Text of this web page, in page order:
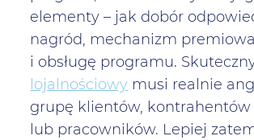
elementy – jak dobór
nagród, mechanizm
i obsługę programu.
lojalnościowy musi realnie
grupę klientów, kontrahentów
lub pracowników. Lepiej